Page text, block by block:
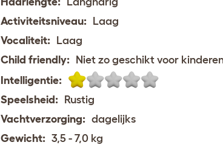
Activiteitsniveau: Laag
Vocaliteit: Laag
Child friendly: Niet zo geschikt voor
Intelligentie:
Speelsheid: Rustig
Vachtverzorging: dagelijks
Gewicht: 3,5 - 7,0 kg